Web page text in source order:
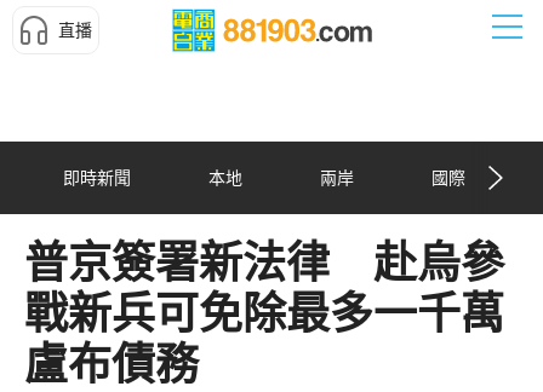
直播
即時新聞 本地 兩岸 國際
普京簽署新法律 赴烏參
戰新兵可免除最多一千萬
盧布債務